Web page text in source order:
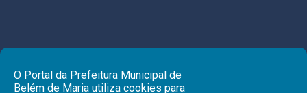
O Portal da Prefeitura Municipal de
Belém de Maria utiliza cookies para